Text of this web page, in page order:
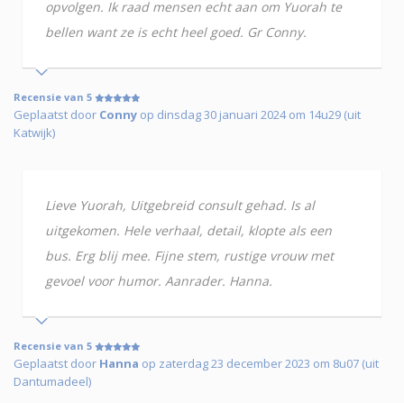
opvolgen. Ik raad mensen echt aan om Yuorah te
bellen want ze is echt heel goed. Gr Conny.
Recensie van 5
Geplaatst door Conny op dinsdag 30 januari 2024 om 14u29 (uit
Katwijk)
Lieve Yuorah, Uitgebreid consult gehad. Is al
uitgekomen. Hele verhaal, detail, klopte als een
bus. Erg blij mee. Fijne stem, rustige vrouw met
gevoel voor humor. Aanrader. Hanna.
Recensie van 5
Geplaatst door Hanna op zaterdag 23 december 2023 om 8u07 (uit
Dantumadeel)